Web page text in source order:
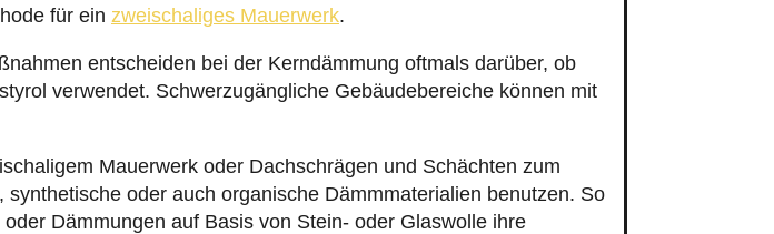
für ein zweischaliges Mauerwerk.
entscheiden bei der Kerndämmung oftmals darüber, ob
verwendet. Schwerzugängliche Gebäudebereiche können mit
Mauerwerk oder Dachschrägen und Schächten zum
oder auch organische Dämmmaterialien benutzen. So
Dämmungen auf Basis von Stein- oder Glaswolle ihre